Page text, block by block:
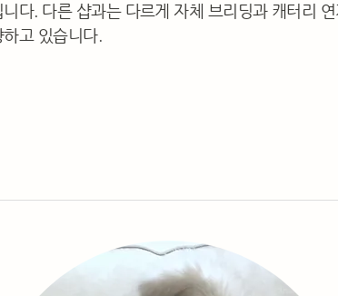
니다. 다른 샵과는 다르게 자체 브리딩과 캐터리 연
하고 있습니다.